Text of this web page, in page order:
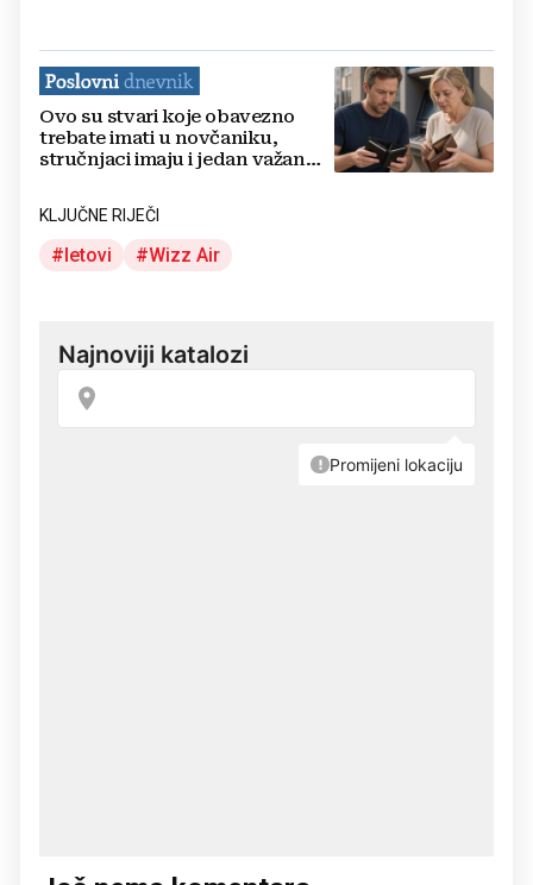
Ovo su stvari koje obavezno
trebate imati u novčaniku,
stručnjaci imaju i jedan važan
KLJUČNE RIJEČI
letovi Wizz Air